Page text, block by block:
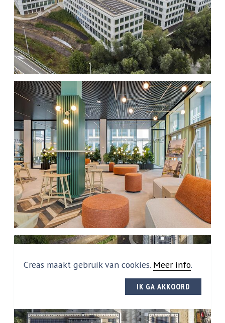
Creas maakt gebruik van cookies. Meer info.
IK GA AKKOORD